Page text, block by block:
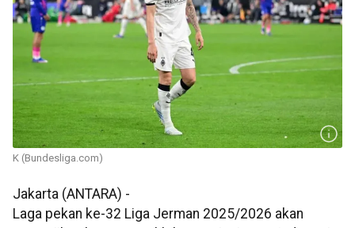
K (Bundesliga.com)
Jakarta (ANTARA) -
Laga pekan ke-32 Liga Jerman 2025/2026 akan